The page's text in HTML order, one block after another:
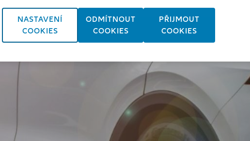
NASTAVENÍ
COOKIES
ODMÍTNOUT
COOKIES
PŘIJMOUT
COOKIES